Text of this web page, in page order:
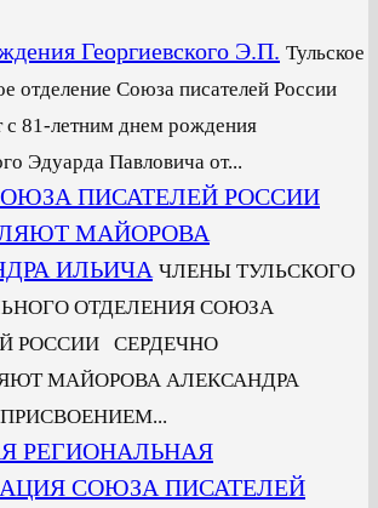
Георгиевского Э.П. Тульское
отделение Союза писателей России
с 81-летним днем рождения
Эдуарда Павловича от...
ПИСАТЕЛЕЙ РОССИИ
МАЙОРОВА
ИЛЬИЧА ЧЛЕНЫ ТУЛЬСКОГО
ОТДЕЛЕНИЯ СОЮЗА
РОССИИ СЕРДЕЧНО
МАЙОРОВА АЛЕКСАНДРА
РЕГИОНАЛЬНАЯ
СОЮЗА ПИСАТЕЛЕЙ